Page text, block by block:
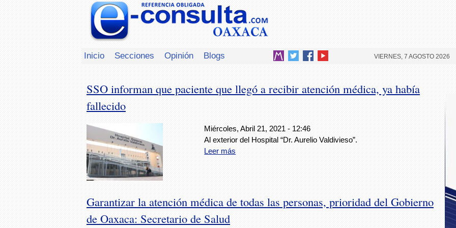
Inicio Secciones Opinión Blogs VIERNES, 7 AGOSTO 2026
SSO informan que paciente que llegó a recibir atención médica, ya había
fallecido
Miércoles, Abril 21, 2021 - 12:46
Al exterior del Hospital “Dr. Aurelio Valdivieso”.
Leer más
Garantizar la atención médica de todas las personas, prioridad del Gobierno
de Oaxaca: Secretario de Salud